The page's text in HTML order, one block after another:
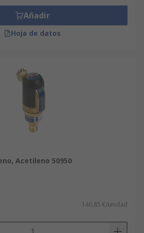
Añadir
Hoja de datos
Acetileno 50950
140,85 €/unidad